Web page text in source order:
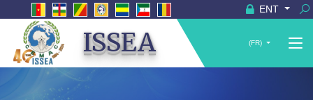
ENT
ISSEA (FR)